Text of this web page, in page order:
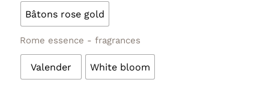
Bâtons rose gold
Rome essence - fragrances
Valender White bloom